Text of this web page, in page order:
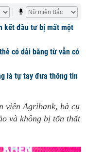
kết đầu tư bị mất một
có dải băng từ vẫn có
là tự tay đưa thông tin
viên Agribank, bà cụ
và không bị tổn thất